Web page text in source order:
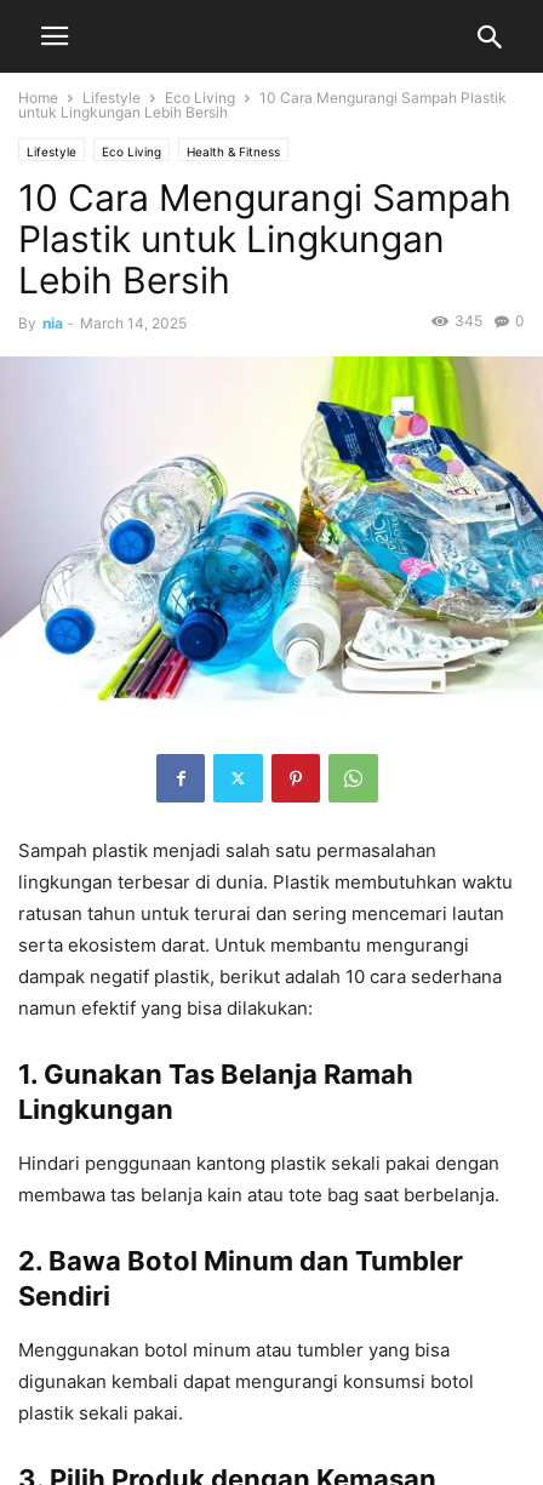
Home Lifestyle Eco Living
10 Cara Mengurangi Sampah Plastik
untuk Lingkungan Lebih Bersih
Lifestyle Eco Living Health & Fitness
10 Cara Mengurangi Sampah
Plastik untuk Lingkungan
Lebih Bersih
By nia - March 14, 2025 0
345
Sampah plastik menjadi salah satu permasalahan
lingkungan terbesar di dunia. Plastik membutuhkan waktu
ratusan tahun untuk terurai dan sering mencemari lautan
serta ekosistem darat. Untuk membantu mengurangi
dampak negatif plastik, berikut adalah 10 cara sederhana
namun efektif yang bisa dilakukan:
1. Gunakan Tas Belanja Ramah
Lingkungan
Hindari penggunaan kantong plastik sekali pakai dengan
membawa tas belanja kain atau tote bag saat berbelanja.
2. Bawa Botol Minum dan Tumbler
Sendiri
Menggunakan botol minum atau tumbler yang bisa
digunakan kembali dapat mengurangi konsumsi botol
plastik sekali pakai.